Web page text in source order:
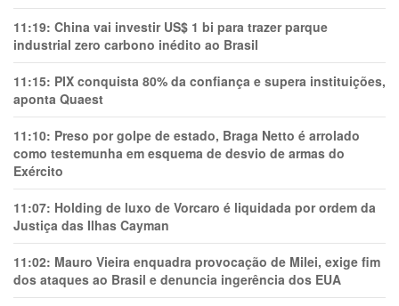
11:19: China vai investir US$ 1 bi para trazer parque
industrial zero carbono inédito ao Brasil
11:15: PIX conquista 80% da confiança e supera instituições,
aponta Quaest
11:10: Preso por golpe de estado, Braga Netto é arrolado
como testemunha em esquema de desvio de armas do
Exército
11:07: Holding de luxo de Vorcaro é liquidada por ordem da
Justiça das Ilhas Cayman
11:02: Mauro Vieira enquadra provocação de Milei, exige fim
dos ataques ao Brasil e denuncia ingerência dos EUA